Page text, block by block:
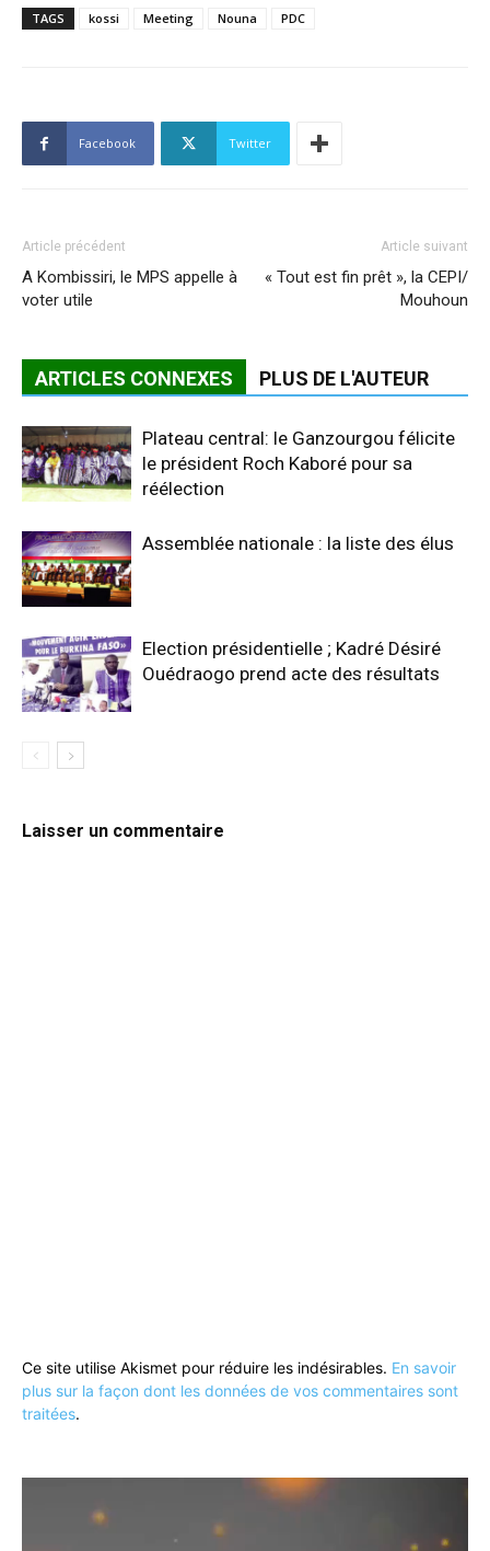
TAGS kossi Meeting Nouna PDC
Facebook Twitter
Article précédent
A Kombissiri, le MPS appelle à
voter utile
Article suivant
« Tout est fin prêt », la CEPI/
Mouhoun
ARTICLES CONNEXES PLUS DE L'AUTEUR
Plateau central: le Ganzourgou félicite
le président Roch Kaboré pour sa
réélection
Assemblée nationale : la liste des élus
Election présidentielle ; Kadré Désiré
Ouédraogo prend acte des résultats
Laisser un commentaire
Ce site utilise Akismet pour réduire les indésirables. En savoir
plus sur la façon dont les données de vos commentaires sont
traitées.